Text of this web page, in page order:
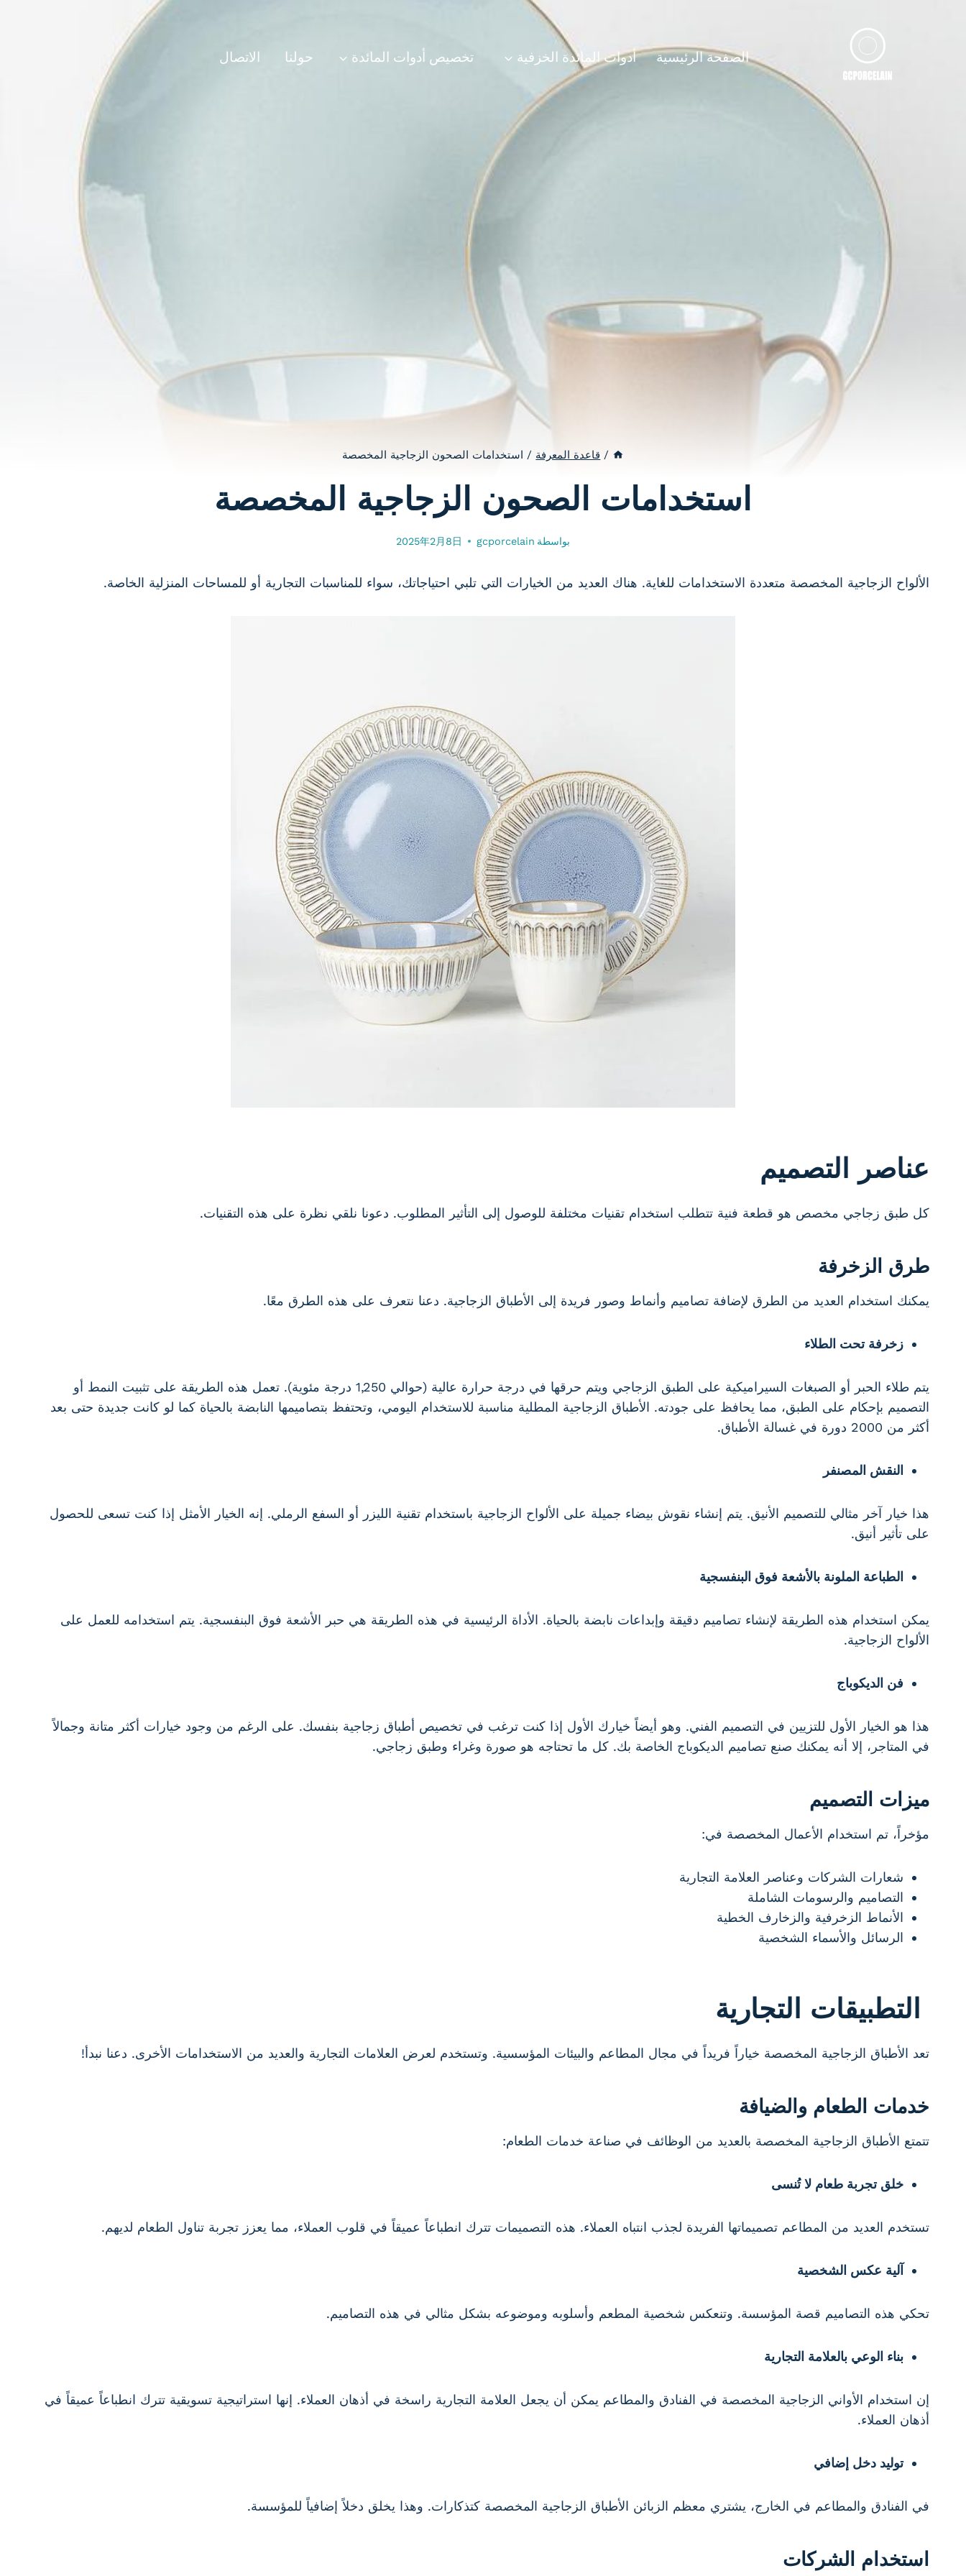
الصفحة الرئيسية أدوات المائدة الخزفية تخصيص أدوات المائدة حولنا الاتصال
/ قاعدة المعرفة / استخدامات الصحون الزجاجية المخصصة
استخدامات الصحون الزجاجية المخصصة
بواسطة gcporcelain
2025年2月8日
الألواح الزجاجية المخصصة متعددة الاستخدامات للغاية. هناك العديد من الخيارات التي تلبي احتياجاتك، سواء للمناسبات التجارية أو للمساحات المنزلية الخاصة.
عناصر التصميم
كل طبق زجاجي مخصص هو قطعة فنية تتطلب استخدام تقنيات مختلفة للوصول إلى التأثير المطلوب. دعونا نلقي نظرة على هذه التقنيات.
طرق الزخرفة
يمكنك استخدام العديد من الطرق لإضافة تصاميم وأنماط وصور فريدة إلى الأطباق الزجاجية. دعنا نتعرف على هذه الطرق معًا.
زخرفة تحت الطلاء
يتم طلاء الحبر أو الصبغات السيراميكية على الطبق الزجاجي ويتم حرقها في درجة حرارة عالية (حوالي 1,250 درجة مئوية). تعمل هذه الطريقة على تثبيت النمط أو
التصميم بإحكام على الطبق، مما يحافظ على جودته. الأطباق الزجاجية المطلية مناسبة للاستخدام اليومي، وتحتفظ بتصاميمها النابضة بالحياة كما لو كانت جديدة حتى بعد
أكثر من 2000 دورة في غسالة الأطباق.
النقش المصنفر
هذا خيار آخر مثالي للتصميم الأنيق. يتم إنشاء نقوش بيضاء جميلة على الألواح الزجاجية باستخدام تقنية الليزر أو السفع الرملي. إنه الخيار الأمثل إذا كنت تسعى للحصول
على تأثير أنيق.
الطباعة الملونة بالأشعة فوق البنفسجية
يمكن استخدام هذه الطريقة لإنشاء تصاميم دقيقة وإبداعات نابضة بالحياة. الأداة الرئيسية في هذه الطريقة هي حبر الأشعة فوق البنفسجية. يتم استخدامه للعمل على
الألواح الزجاجية.
فن الديكوباج
هذا هو الخيار الأول للتزيين في التصميم الفني. وهو أيضاً خيارك الأول إذا كنت ترغب في تخصيص أطباق زجاجية بنفسك. على الرغم من وجود خيارات أكثر متانة وجمالاً
في المتاجر، إلا أنه يمكنك صنع تصاميم الديكوباج الخاصة بك. كل ما تحتاجه هو صورة وغراء وطبق زجاجي.
ميزات التصميم
مؤخراً، تم استخدام الأعمال المخصصة في:
شعارات الشركات وعناصر العلامة التجارية
التصاميم والرسومات الشاملة
الأنماط الزخرفية والزخارف الخطية
الرسائل والأسماء الشخصية
التطبيقات التجارية
تعد الأطباق الزجاجية المخصصة خياراً فريداً في مجال المطاعم والبيئات المؤسسية. وتستخدم لعرض العلامات التجارية والعديد من الاستخدامات الأخرى. دعنا نبدأ!
خدمات الطعام والضيافة
تتمتع الأطباق الزجاجية المخصصة بالعديد من الوظائف في صناعة خدمات الطعام:
خلق تجربة طعام لا تُنسى
تستخدم العديد من المطاعم تصميماتها الفريدة لجذب انتباه العملاء. هذه التصميمات تترك انطباعاً عميقاً في قلوب العملاء، مما يعزز تجربة تناول الطعام لديهم.
آلية عكس الشخصية
تحكي هذه التصاميم قصة المؤسسة. وتنعكس شخصية المطعم وأسلوبه وموضوعه بشكل مثالي في هذه التصاميم.
بناء الوعي بالعلامة التجارية
إن استخدام الأواني الزجاجية المخصصة في الفنادق والمطاعم يمكن أن يجعل العلامة التجارية راسخة في أذهان العملاء. إنها استراتيجية تسويقية تترك انطباعاً عميقاً في
أذهان العملاء.
توليد دخل إضافي
في الفنادق والمطاعم في الخارج، يشتري معظم الزبائن الأطباق الزجاجية المخصصة كتذكارات. وهذا يخلق دخلاً إضافياً للمؤسسة.
استخدام الشركات